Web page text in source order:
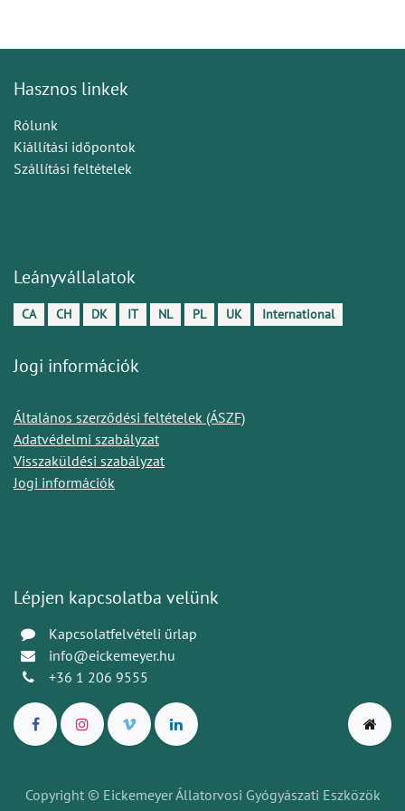
Hasznos linkek
Rólunk
Kiállítási időpontok
Szállítási feltételek
Leányvállalatok
CA CH DK IT NL PL UK International
Jogi információk
Általános szerződési feltételek (ÁSZF)
Adatvédelmi szabályzat
Visszaküldési szabályzat
Jogi információk
Lépjen kapcsolatba velünk
Kapcsolatfelvételi űrlap
info@eickemeyer.hu
+36 1 206 9555
Copyright © Eickemeyer Állatorvosi Gyógyászati Eszközök